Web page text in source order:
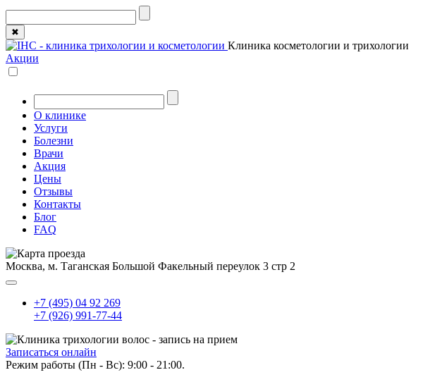
✖
Клиника косметологии и трихологии
Акции
О клинике
Услуги
Болезни
Врачи
Акция
Цены
Отзывы
Контакты
Блог
FAQ
Москва, м. Таганская Большой Факельный переулок 3 стр 2
+7 (495) 04 92 269
+7 (926) 991-77-44
Записаться онлайн
Режим работы (Пн - Вс): 9:00 - 21:00.